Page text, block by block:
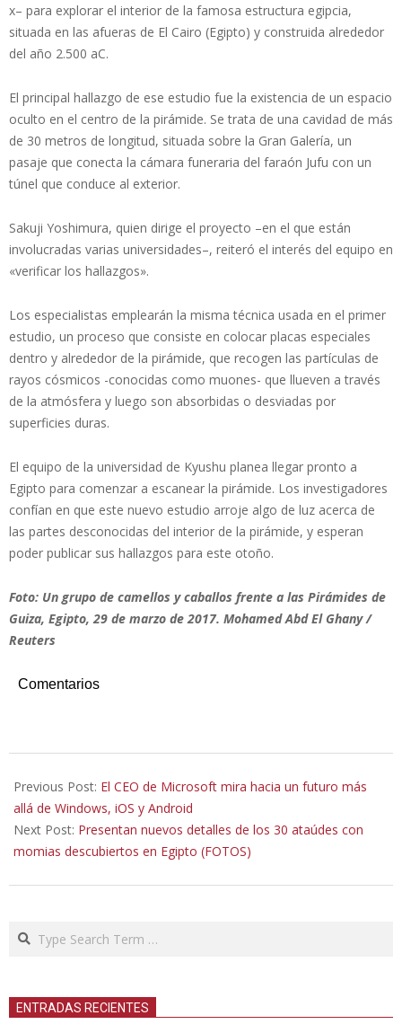
x– para explorar el interior de la famosa estructura egipcia,
situada en las afueras de El Cairo (Egipto) y construida alrededor
del año 2.500 aC.
El principal hallazgo de ese estudio fue la existencia de un espacio
oculto en el centro de la pirámide. Se trata de una cavidad de más
de 30 metros de longitud, situada sobre la Gran Galería, un
pasaje que conecta la cámara funeraria del faraón Jufu con un
túnel que conduce al exterior.
Sakuji Yoshimura, quien dirige el proyecto –en el que están
involucradas varias universidades–, reiteró el interés del equipo en
«verificar los hallazgos».
Los especialistas emplearán la misma técnica usada en el primer
estudio, un proceso que consiste en colocar placas especiales
dentro y alrededor de la pirámide, que recogen las partículas de
rayos cósmicos -conocidas como muones- que llueven a través
de la atmósfera y luego son absorbidas o desviadas por
superficies duras.
El equipo de la universidad de Kyushu planea llegar pronto a
Egipto para comenzar a escanear la pirámide. Los investigadores
confían en que este nuevo estudio arroje algo de luz acerca de
las partes desconocidas del interior de la pirámide, y esperan
poder publicar sus hallazgos para este otoño.
Foto: Un grupo de camellos y caballos frente a las Pirámides de
Guiza, Egipto, 29 de marzo de 2017. Mohamed Abd El Ghany /
Reuters
Comentarios
01-
21
Previous Post: El CEO de Microsoft mira hacia un futuro más
allá de Windows, iOS y Android
Next Post: Presentan nuevos detalles de los 30 ataúdes con
momias descubiertos en Egipto (FOTOS)
Search
ENTRADAS RECIENTES